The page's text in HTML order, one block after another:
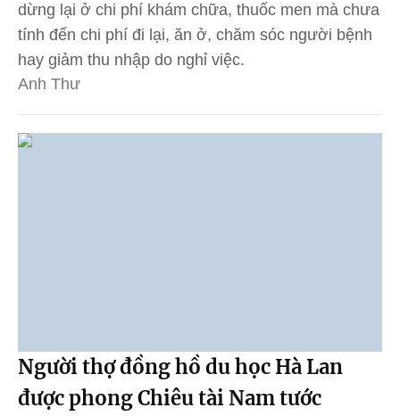
dừng lại ở chi phí khám chữa, thuốc men mà chưa
tính đến chi phí đi lại, ăn ở, chăm sóc người bệnh
hay giảm thu nhập do nghỉ việc.
Anh Thư
Người thợ đồng hồ du học Hà Lan
được phong Chiêu tài Nam tước